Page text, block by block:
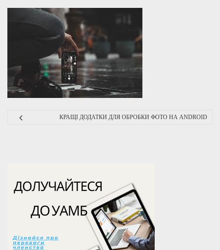
КРАЩІ ДОДАТКИ ДЛЯ ОБРОБКИ ФОТО НА ANDROID